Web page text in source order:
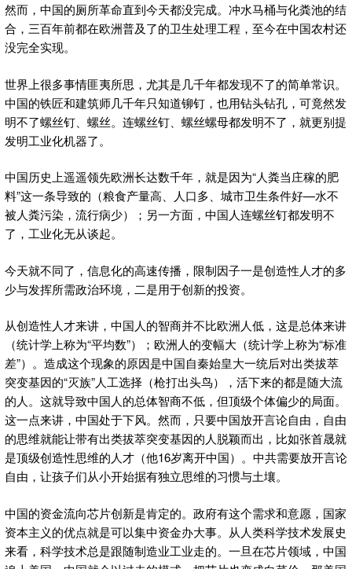
然而，中国的厕所革命直到今天都没完成。冲水马桶与化粪池的结
合，三百年前都在欧洲普及了的卫生处理工程，至今在中国农村还
没完全实现。
世界上很多事情匪夷所思，尤其是几千年都发现不了的简单常识。
中国的铁匠和建筑师几千年只知道铆钉，也用钻头钻孔，可竟然发
明不了螺丝钉、螺丝。连螺丝钉、螺丝螺母都发明不了，就更别提
发明工业化机器了。
中国历史上遥遥领先欧洲长达数千年，就是因为“人粪当庄稼的肥
料”这一条导致的（粮食产量高、人口多、城市卫生条件好—水不
被人粪污染，流行病少）；另一方面，中国人连螺丝钉都发明不
了，工业化无从谈起。
今天就不同了，信息化的高速传播，限制因子一是创造性人才的多
少与发挥所需政治环境，二是用于创新的投资。
从创造性人才来讲，中国人的智商并不比欧洲人低，这是总体来讲
（统计学上称为“平均数”）；欧洲人的变幅大（统计学上称为“标准
差”）。造成这个现象的原因是中国自秦始皇大一统后对出类拔萃
突变基因的“灭族”人工选择（枪打出头鸟），活下来的都是随大流
的人。这就导致中国人的总体智商不低，但顶级个体偏少的局面。
这一点来讲，中国处于下风。然而，只要中国放开言论自由，自由
的思维就能让带有出类拔萃突变基因的人脱颖而出，比如张首晟就
是顶级创造性思维的人才（他16岁离开中国）。中共需要放开言论
自由，让孩子们从小开始据有独立思维的习惯与土壤。
中国的资金流向芯片创新是肯定的。政府有这个需求和意愿，国家
资本主义的优点就是可以集中资金办大事。从人类科学技术发展史
来看，科学技术总是跟随制造业工业走的。一旦在芯片领域，中国